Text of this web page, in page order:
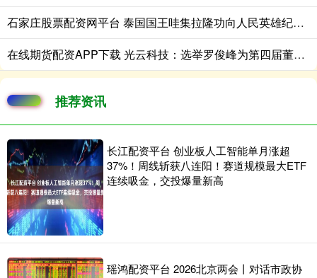
石家庄股票配资网平台 泰国国王哇集拉隆功向人民英雄纪念碑敬献花圈
在线期货配资APP下载 光云科技：选举罗俊峰为第四届董事会职工代表董事
推荐资讯
长江配资平台 创业板人工智能单月涨超
37%！周线斩获八连阳！赛道规模最大ETF
连续吸金，交投爆量新高
瑶鸿配资平台 2026北京两会丨对话市政协